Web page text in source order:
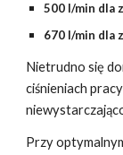
500 l/min dla
670 l/min dla
Nietrudno się
ciśnieniach
Przy